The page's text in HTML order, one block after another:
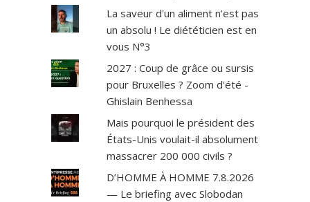
La saveur d'un aliment n'est pas
un absolu ! Le diététicien est en
vous N°3
2027 : Coup de grâce ou sursis
pour Bruxelles ? Zoom d'été -
Ghislain Benhessa
Mais pourquoi le président des
États-Unis voulait-il absolument
massacrer 200 000 civils ?
D’HOMME À HOMME 7.8.2026
— Le briefing avec Slobodan